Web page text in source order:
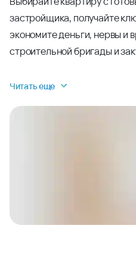
застройщика, получайте
экономите деньги, нервы и
строительной бригады и
Читать еще